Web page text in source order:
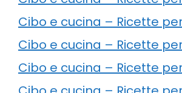
Cibo e cucina – Ricette
Cibo e cucina – Ricette
Cibo e cucina – Ricette